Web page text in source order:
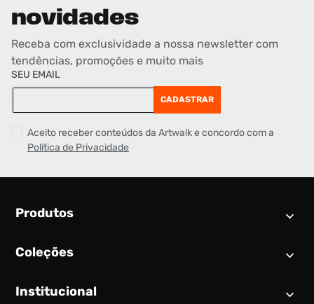
novidades
Receba com exclusividade a nossa newsletter com
tendências, promoções e muito mais
SEU EMAIL
CADASTRAR
Aceito receber conteúdos da Artwalk e concordo com a
Política de Privacidade
Produtos
Calendário SNEAKER
Tênis
Coleções
Air Jordan 1
Institucional